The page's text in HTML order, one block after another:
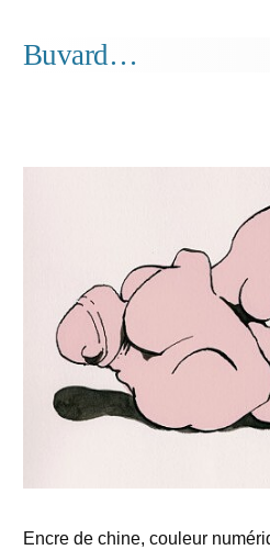
Buvard…
Encre de chine, couleur